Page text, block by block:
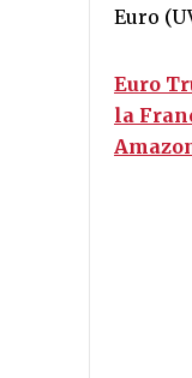
Euro
Euro
la